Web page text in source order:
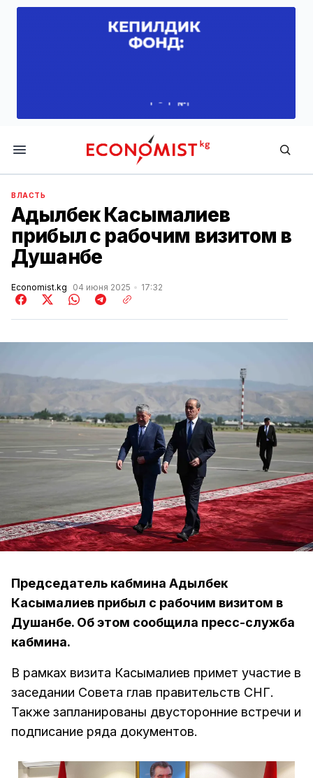
Economist.kg
ВЛАСТЬ
Адылбек Касымалиев
прибыл с рабочим визитом в
Душанбе
Economist.kg 04 июня 2025 17:32
Председатель кабмина Адылбек
Касымалиев прибыл с рабочим визитом в
Душанбе. Об этом сообщила пресс-служба
кабмина.
В рамках визита Касымалиев примет участие в
заседании Совета глав правительств СНГ.
Также запланированы двусторонние встречи и
подписание ряда документов.